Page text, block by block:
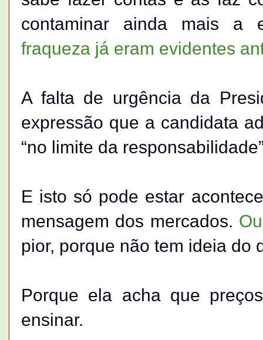
contaminar ainda mais a
fraqueza já eram evidentes
A falta de urgência da
expressão que a candidata
“no limite da
E isto só pode estar
mensagem dos mercados.
pior, porque não tem ideia do
Porque ela acha que
ensinar.